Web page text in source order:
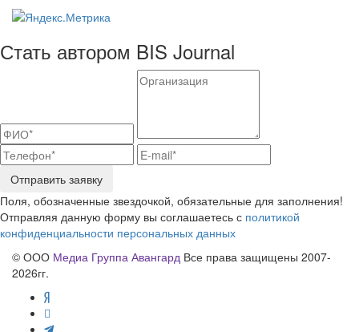
Стать автором BIS Journal
Отправить заявку
Поля, обозначенные звездочкой, обязательные для заполнения!
Отправляя данную форму вы соглашаетесь с политикой
конфиденциальности персональных данных
© ООО Медиа Группа Авангард Все права защищены 2007-
2026гг.